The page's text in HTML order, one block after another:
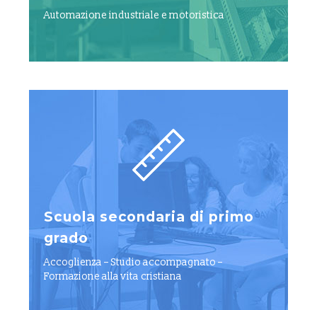
Automazione industriale e motoristica
Scuola secondaria di primo
grado
Accoglienza – Studio accompagnato –
Formazione alla vita cristiana